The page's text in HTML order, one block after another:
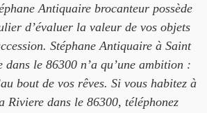
Antiquaire brocanteur possède
d’évaluer la valeur de vos objets
Stéphane Antiquaire à Saint
le 86300 n’a qu’une ambition :
bout de vos rêves. Si vous habitez à
Riviere dans le 86300, téléphonez